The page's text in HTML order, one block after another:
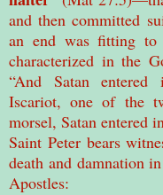
and then committed
an end was fitting to
characterized in the
“And Satan
Iscariot, one of the
morsel, Satan entered
Saint Peter bears
death and damnation
Apostles: